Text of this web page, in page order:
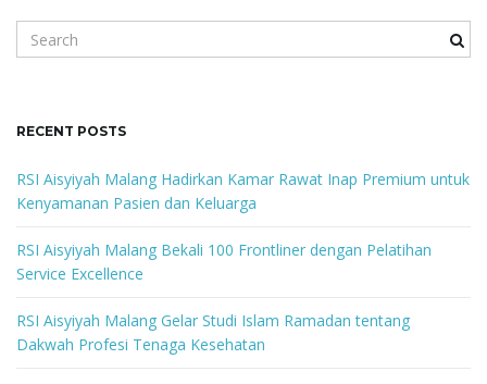
e
c
k
e
y
w
o
r
d
RECENT POSTS
RSI Aisyiyah Malang Hadirkan Kamar Rawat Inap Premium untuk
Kenyamanan Pasien dan Keluarga
RSI Aisyiyah Malang Bekali 100 Frontliner dengan Pelatihan
Service Excellence
RSI Aisyiyah Malang Gelar Studi Islam Ramadan tentang
Dakwah Profesi Tenaga Kesehatan